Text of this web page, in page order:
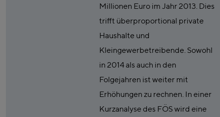
Millionen Euro im Jahr 2013. Dies
trifft überproportional private
Haushalte und
Kleingewerbetreibende. Sowohl
in 2014 als auch in den
Folgejahren ist weiter mit
Erhöhungen zu rechnen. In einer
Kurzanalyse des FÖS wird eine